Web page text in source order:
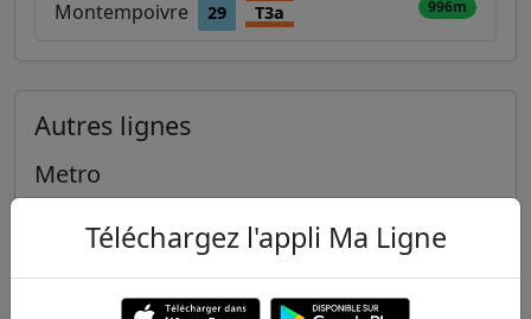
Montempoivre 29 T3a 996m
Autres lignes
Metro
2 3 3B 4
6 7 7B 8
Téléchargez l'appli Ma Ligne